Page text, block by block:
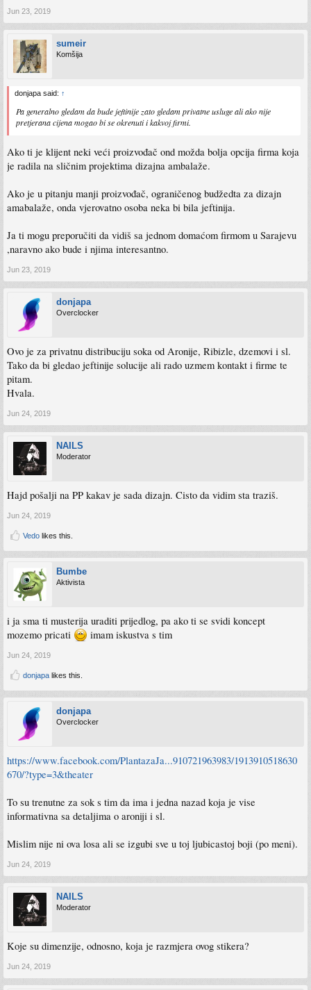
Jun 23, 2019
sumeir
Komšija
donjapa said: ↑
Pa generalno gledam da bude jeftinije zato gledam privatne usluge ali ako nije
pretjerana cijena mogao bi se okrenuti i kakvoj firmi.
Ako ti je klijent neki veći proizvođač ond možda bolja opcija firma koja
je radila na sličnim projektima dizajna ambalaže.
Ako je u pitanju manji proizvođač, ograničenog budžedta za dizajn
amabalaže, onda vjerovatno osoba neka bi bila jeftinija.
Ja ti mogu preporučiti da vidiš sa jednom domaćom firmom u Sarajevu
,naravno ako bude i njima interesantno.
Jun 23, 2019
donjapa
Overclocker
Ovo je za privatnu distribuciju soka od Aronije, Ribizle, dzemovi i sl.
Tako da bi gledao jeftinije solucije ali rado uzmem kontakt i firme te
pitam.
Hvala.
Jun 24, 2019
NAILS
Moderator
Hajd pošalji na PP kakav je sada dizajn. Cisto da vidim sta traziš.
Jun 24, 2019
Vedo likes this.
Bumbe
Aktivista
i ja sma ti musterija uraditi prijedlog, pa ako ti se svidi koncept
mozemo pricati
imam iskustva s tim
Jun 24, 2019
donjapa likes this.
donjapa
Overclocker
https://www.facebook.com/PlantazaJa...910721963983/1913910518630
670/?type=3&theater
To su trenutne za sok s tim da ima i jedna nazad koja je vise
informativna sa detaljima o aroniji i sl.
Mislim nije ni ova losa ali se izgubi sve u toj ljubicastoj boji (po meni).
Jun 24, 2019
NAILS
Moderator
Koje su dimenzije, odnosno, koja je razmjera ovog stikera?
Jun 24, 2019